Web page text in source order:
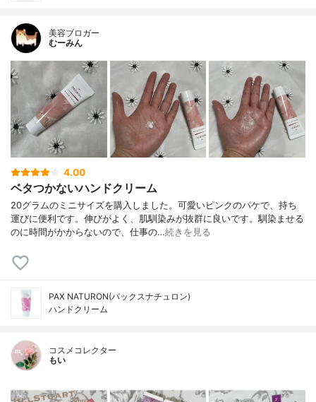
美容ブロガー
むーみん
4.00
ベタつかないハンドクリーム
20グラムのミニサイズを購入しました。可愛いピンクのパケで、持ち
運びに便利です。伸びがよく、肌馴染みが抜群に良いです。馴染ませる
のに時間がかからないので、仕事の…続きを見る
PAX NATURON(パックスナチュロン)
ハンドクリーム
コスメコレクター
もい